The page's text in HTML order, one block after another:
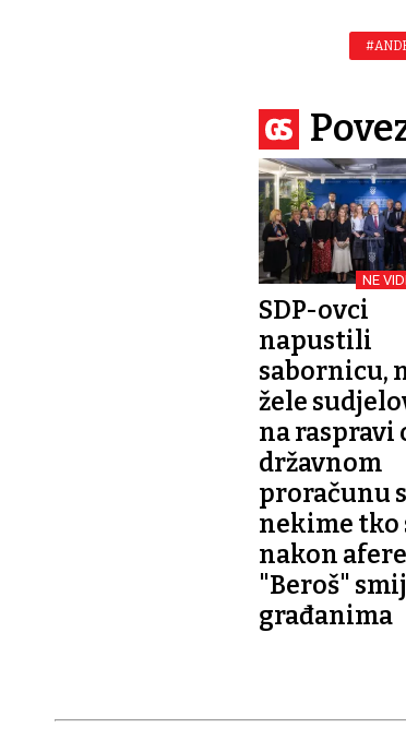
NE
SDP-ovci
napustili
sabornicu,
žele
na raspravi
državnom
proračunu s
nekime tko
nakon afere
"Beroš"
građanima